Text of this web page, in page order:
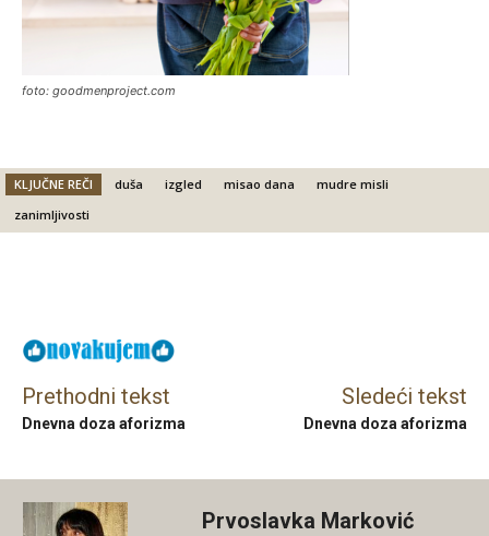
foto: goodmenproject.com
KLJUČNE REČI duša izgled misao dana
mudre misli
zanimljivosti
Prethodni tekst
Dnevna doza aforizma
Sledeći tekst
Dnevna doza aforizma
Prvoslavka Marković